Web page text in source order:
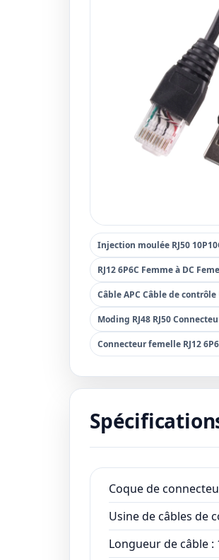
Injection moulée RJ50
RJ12 6P6C Femme à DC
Câble APC Câble de contrôle
Moding RJ48 RJ50
Connecteur femelle RJ12
Coque de
Usine de câbles de
Longueur de câble